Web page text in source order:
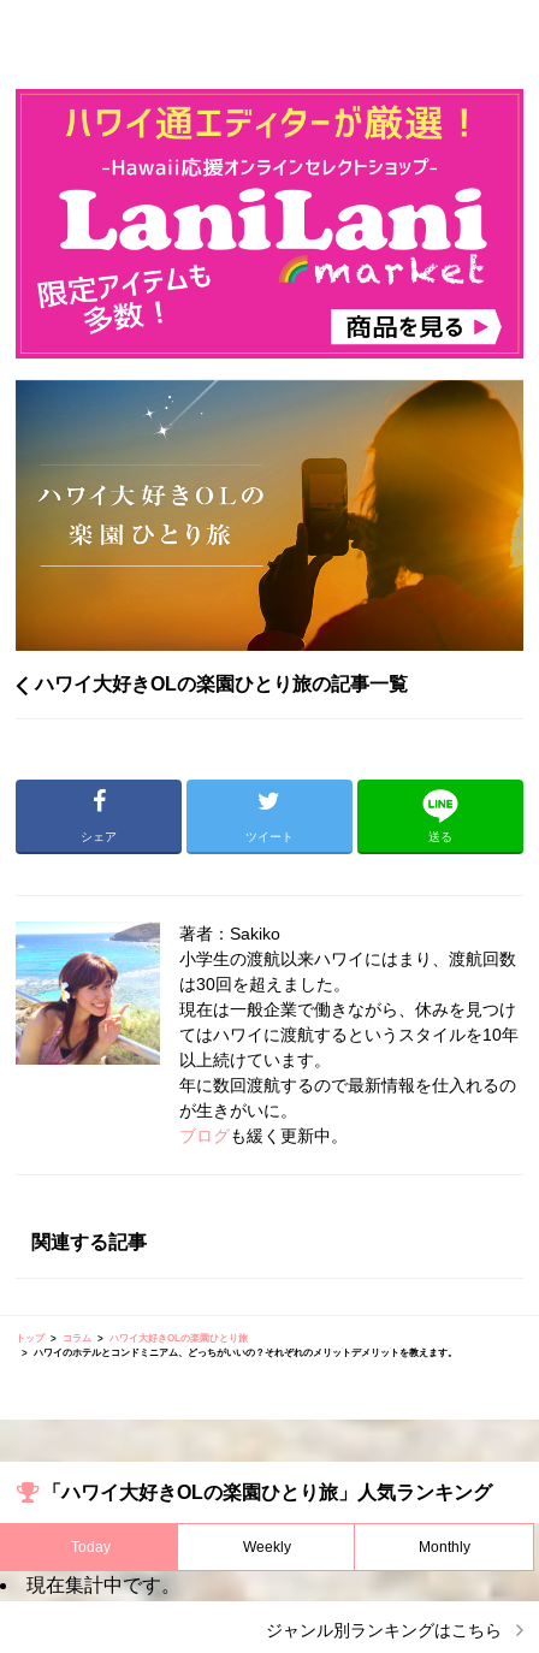
ハワイ大好きOLの楽園ひとり旅の記事一覧
シェア ツイート 送る
著者：Sakiko
小学生の渡航以来ハワイにはまり、渡航回数
は30回を超えました。
現在は一般企業で働きながら、休みを見つけ
てはハワイに渡航するというスタイルを10年
以上続けています。
年に数回渡航するので最新情報を仕入れるの
が生きがいに。
ブログも緩く更新中。
関連する記事
トップ コラム
ハワイ大好きOLの楽園ひとり旅
ハワイのホテルとコンドミニアム、どっちがいいの？それぞれのメリットデメリットを教えます。
「ハワイ大好きOLの楽園ひとり旅」人気ランキング
Today Weekly Monthly
現在集計中です。
ジャンル別ランキングはこちら